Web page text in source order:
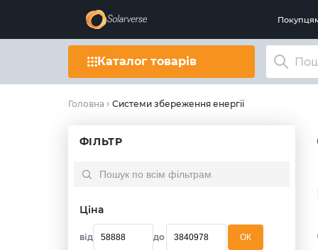
Каталог товарів
Головна Системи збереження енергії
ФІЛЬТР
Ціна
від до OК